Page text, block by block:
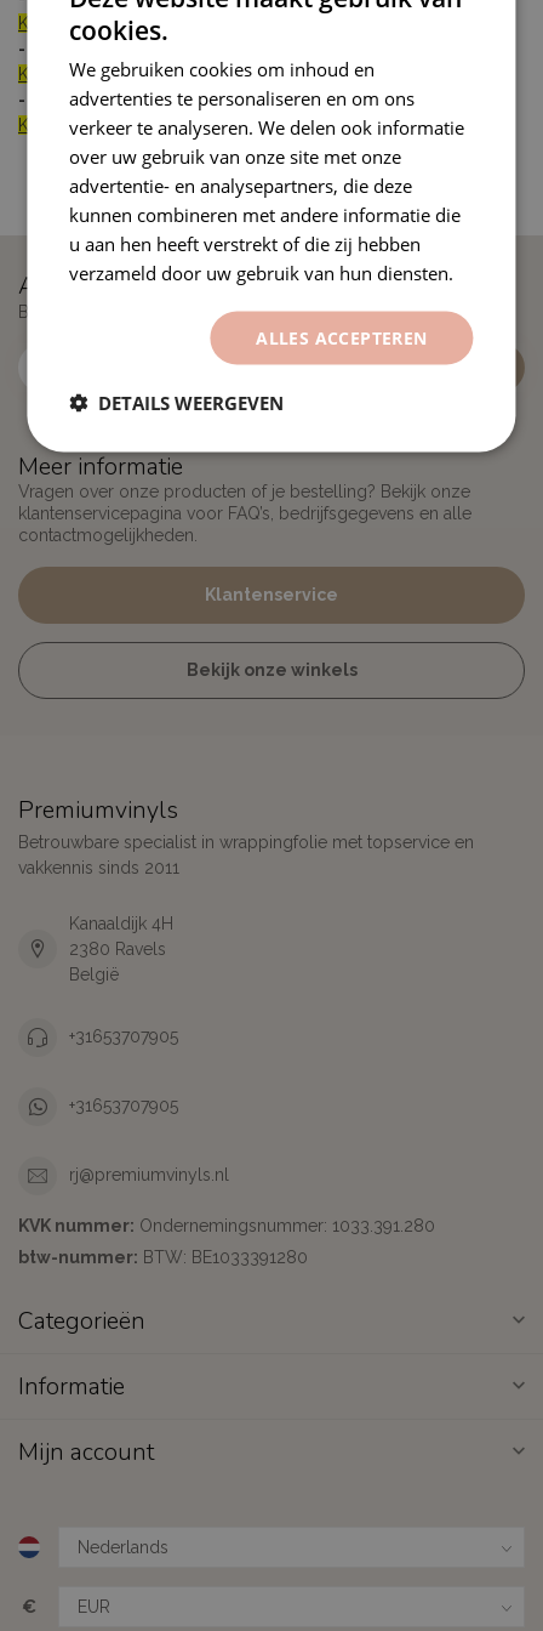
KLIK HIER
- Het verschil tussen "PVC folie" en "Polymeer folie"
KLIK HIER
- Verwerking "PVC folie" en "Polymeer folie"
KLIK HIER
Meer informatie
Vragen over onze producten of je bestelling? Bekijk onze
klantenservicepagina voor FAQ’s, bedrijfsgegevens en alle
contactmogelijkheden.
Klantenservice
Bekijk onze winkels
Abonneer je op onze nieuwsbrief
Blijf op de hoogte over onze laatste acties
Premiumvinyls
Betrouwbare specialist in wrappingfolie met topservice en
vakkennis sinds 2011
Kanaaldijk 4H
2380 Ravels
België
+31653707905
+31653707905
rj@premiumvinyls.nl
KVK nummer: Ondernemingsnummer: 1033.391.280
btw-nummer: BTW: BE1033391280
Categorieën
Informatie
Mijn account
€
cookies.
We gebruiken cookies om inhoud en
advertenties te personaliseren en om ons
verkeer te analyseren. We delen ook informatie
over uw gebruik van onze site met onze
advertentie- en analysepartners, die deze
kunnen combineren met andere informatie die
u aan hen heeft verstrekt of die zij hebben
verzameld door uw gebruik van hun diensten.
ALLES ACCEPTEREN
DETAILS WEERGEVEN